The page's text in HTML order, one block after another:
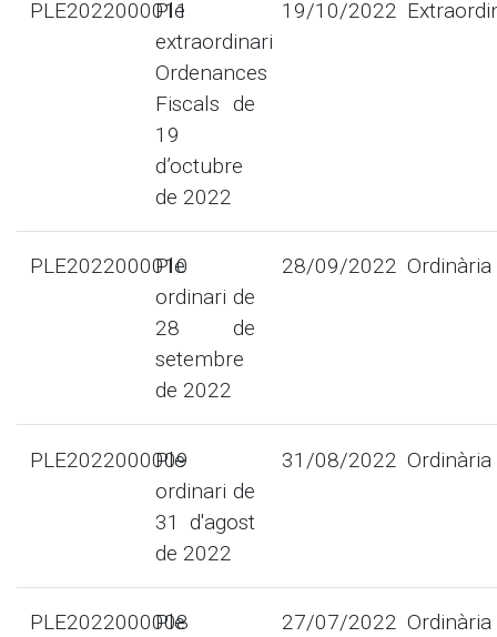
PLE2022000011
Ple
extraordinari
Ordenances
Fiscals de
19
d’octubre
de 2022
19/10/2022
PLE2022000010
Ple
ordinari de
28 de
setembre
de 2022
28/09/2022 Ordinària
PLE2022000009
Ple
ordinari de
31 d'agost
de 2022
31/08/2022 Ordinària
PLE2022000008
Ple
27/07/2022 Ordinària